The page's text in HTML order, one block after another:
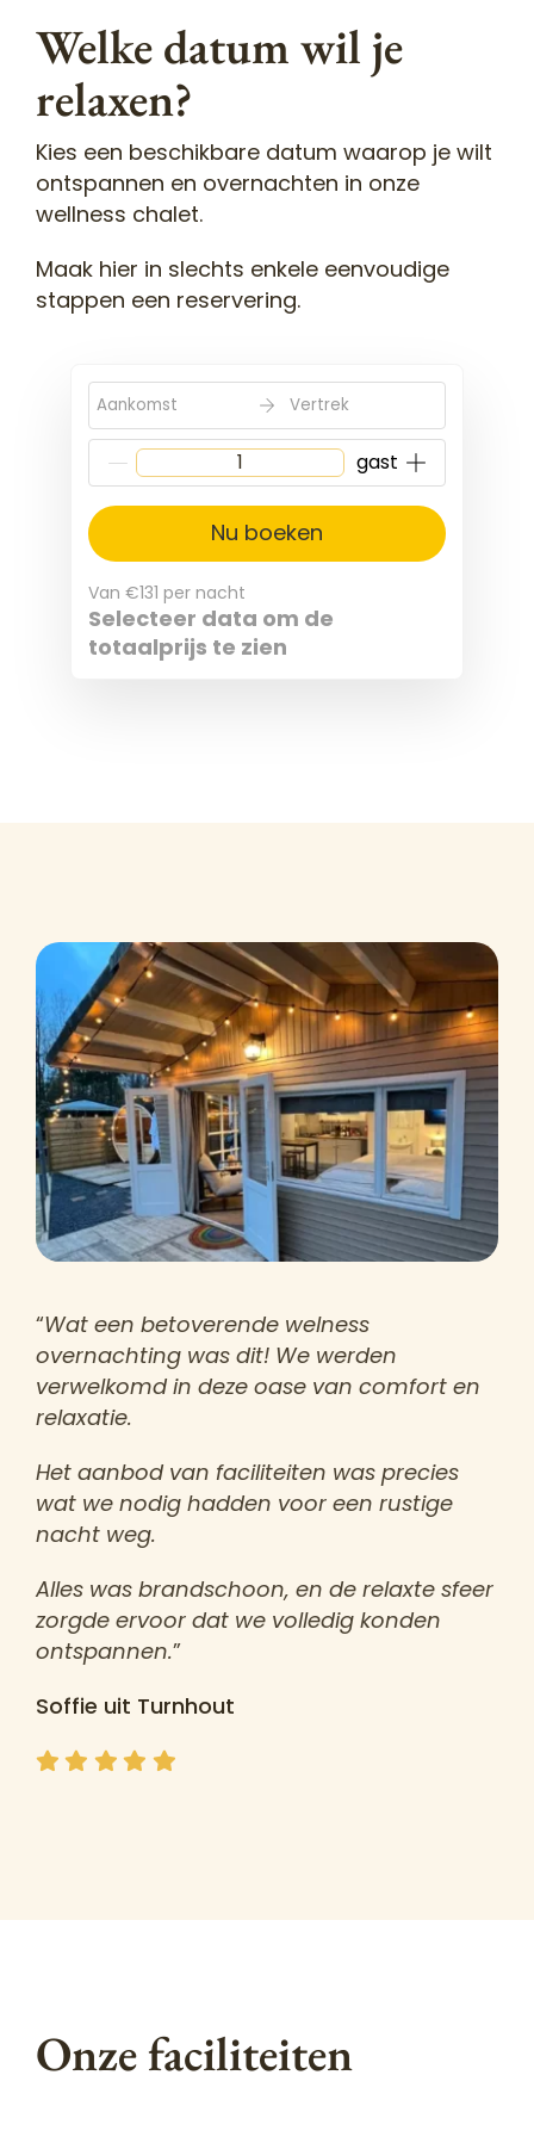
Welke datum wil je
relaxen?
Kies een beschikbare datum waarop je wilt
ontspannen en overnachten in onze
wellness chalet.
Maak hier in slechts enkele eenvoudige
stappen een reservering.
Aankomst Vertrek
gast
Nu boeken
Van €131 per nacht
Selecteer data om de
totaalprijs te zien
“Wat een betoverende welness
overnachting was dit! We werden
verwelkomd in deze oase van comfort en
relaxatie.
Het aanbod van faciliteiten was precies
wat we nodig hadden voor een rustige
nacht weg.
Alles was brandschoon, en de relaxte sfeer
zorgde ervoor dat we volledig konden
ontspannen.”
Soffie uit Turnhout
Onze faciliteiten